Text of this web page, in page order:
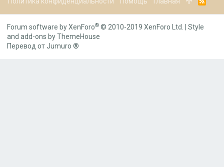
Forum software by XenForo® © 2010-2019 XenForo Ltd.
Style
and add-ons by ThemeHouse
Перевод от Jumuro ®